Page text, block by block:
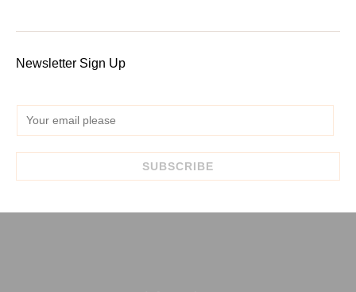
Newsletter Sign Up
m
a
SUBSCRIBE